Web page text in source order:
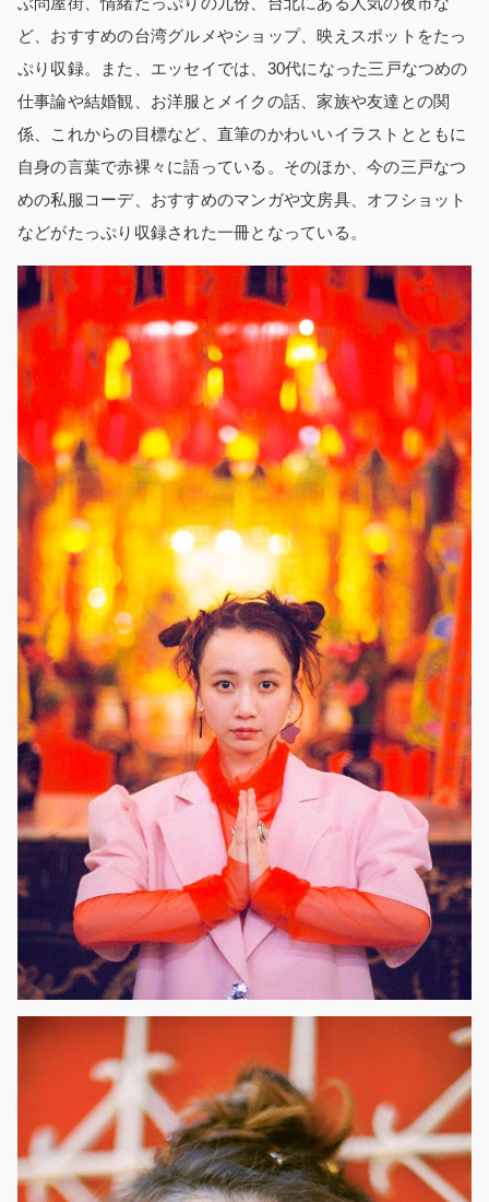
ど、おすすめの台湾グルメやショップ、映えスポットをたっ
ぷり収録。また、エッセイでは、30代になった三戸なつめの
仕事論や結婚観、お洋服とメイクの話、家族や友達との関
係、これからの目標など、直筆のかわいいイラストとともに
自身の言葉で赤裸々に語っている。そのほか、今の三戸なつ
めの私服コーデ、おすすめのマンガや文房具、オフショット
などがたっぷり収録された一冊となっている。